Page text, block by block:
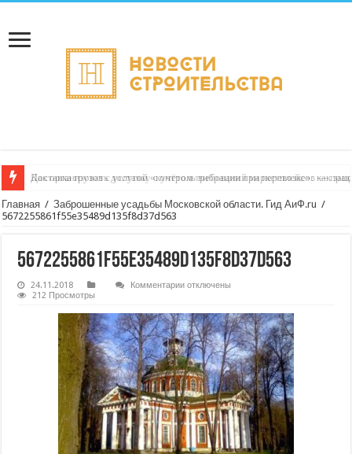
Доставка грузов с услугой «контроль вибрации при перевозке»: как
Главная / Заброшенные усадьбы Московской области. Гид АиФ.ru /
5672255861f55e35489d135f8d37d563
5672255861f55e35489d135f8d37d563
24.11.2018 Комментариикотключены
212 Просмотры